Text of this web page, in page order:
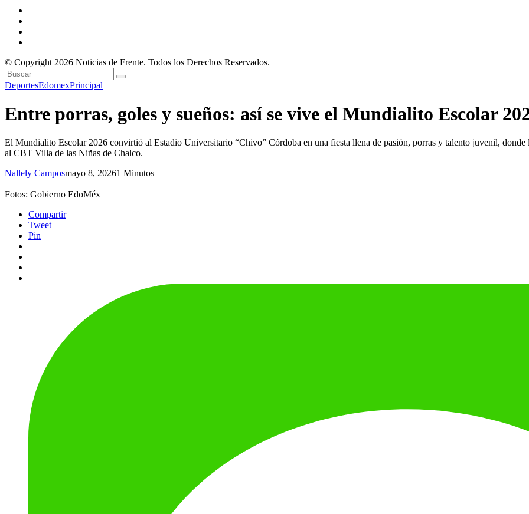
© Copyright 2026 Noticias de Frente. Todos los Derechos Reservados.
DeportesEdomexPrincipal
Entre porras, goles y sueños: así se vive el Mundialito Escolar
El Mundialito Escolar 2026 convirtió al Estadio Universitario “Chivo” Córdoba en una fiesta llena de pasión, porras y talento juvenil,
al CBT Villa de las Niñas de Chalco.
Nallely Camposmayo 8, 20261 Minutos
Fotos: Gobierno EdoMéx
Compartir
Tweet
Pin